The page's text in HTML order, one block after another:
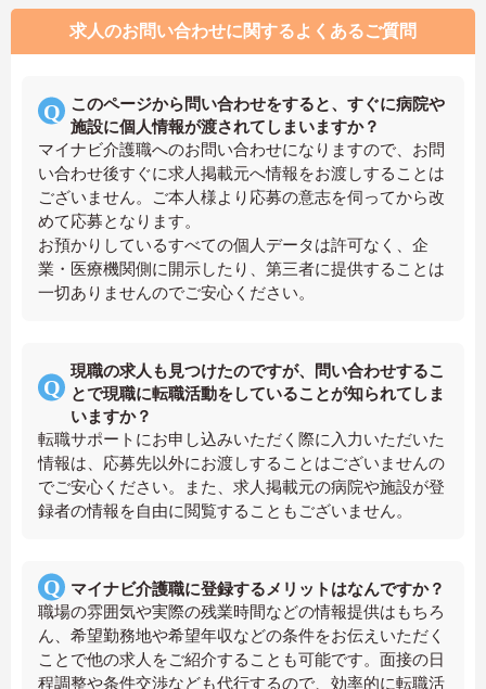
求人のお問い合わせに関するよくあるご質問
このページから問い合わせをすると、すぐに病院や
施設に個人情報が渡されてしまいますか？
マイナビ介護職へのお問い合わせになりますので、お問
い合わせ後すぐに求人掲載元へ情報をお渡しすることは
ございません。ご本人様より応募の意志を伺ってから改
めて応募となります。
お預かりしているすべての個人データは許可なく、企
業・医療機関側に開示したり、第三者に提供することは
一切ありませんのでご安心ください。
現職の求人も見つけたのですが、問い合わせするこ
とで現職に転職活動をしていることが知られてしま
いますか？
転職サポートにお申し込みいただく際に入力いただいた
情報は、応募先以外にお渡しすることはございませんの
でご安心ください。また、求人掲載元の病院や施設が登
録者の情報を自由に閲覧することもございません。
マイナビ介護職に登録するメリットはなんですか？
職場の雰囲気や実際の残業時間などの情報提供はもちろ
ん、希望勤務地や希望年収などの条件をお伝えいただく
ことで他の求人をご紹介することも可能です。面接の日
程調整や条件交渉なども代行するので、効率的に転職活